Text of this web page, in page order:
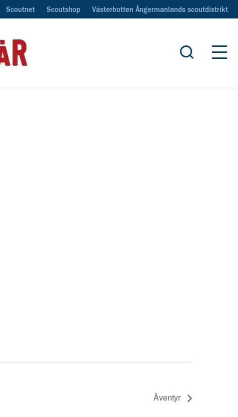
Scoutnet Scoutshop Västerbotten Ångermanlands scoutdistrikt
Öppna
Äventyr